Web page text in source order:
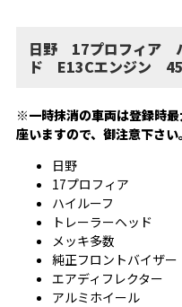
日野 17プロフィア
ド E13Cエンジン
※一時抹消の車両は登録時
座いますので、御注意下さ
日野
17プロフィア
ハイルーフ
トレーラーヘッド
メッキ多数
純正フロントバイザー
エアディフレクター
アルミホイール